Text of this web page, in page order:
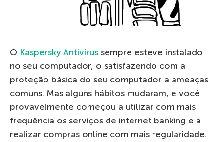
O Kaspersky Antivírus sempre esteve instalado
no seu computador, o satisfazendo com a
proteção básica do seu computador a ameaças
comuns. Mas alguns hábitos mudaram, e você
provavelmente começou a utilizar com mais
frequência os serviços de internet banking e a
realizar compras online com mais regularidade.